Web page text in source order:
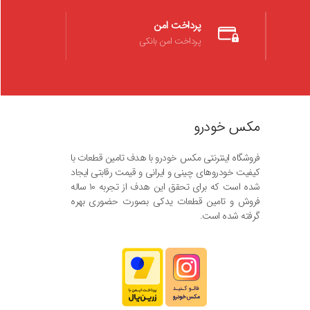
پرداخت امن
پرداخت امن بانکی
مکس خودرو
فروشگاه اینترنتی مکس خودرو با هدف تامین قطعات با
کیفیت خودروهای چینی و ایرانی و قیمت رقابتی ایجاد
شده است که برای تحقق این هدف از تجربه ۱۰ ساله
فروش و تامین قطعات یدکی بصورت حضوری بهره
گرفته شده است.